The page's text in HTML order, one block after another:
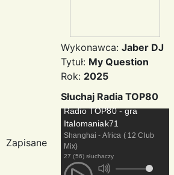
Zapisane
Wykonawca: Jaber DJ
Tytuł: My Question
Rok: 2025
Słuchaj Radia TOP80
Radio TOP80 - gra
Italomaniak71
Shanghai - Africa ( 12 Club
Mix)
27 (56) słuchaczy